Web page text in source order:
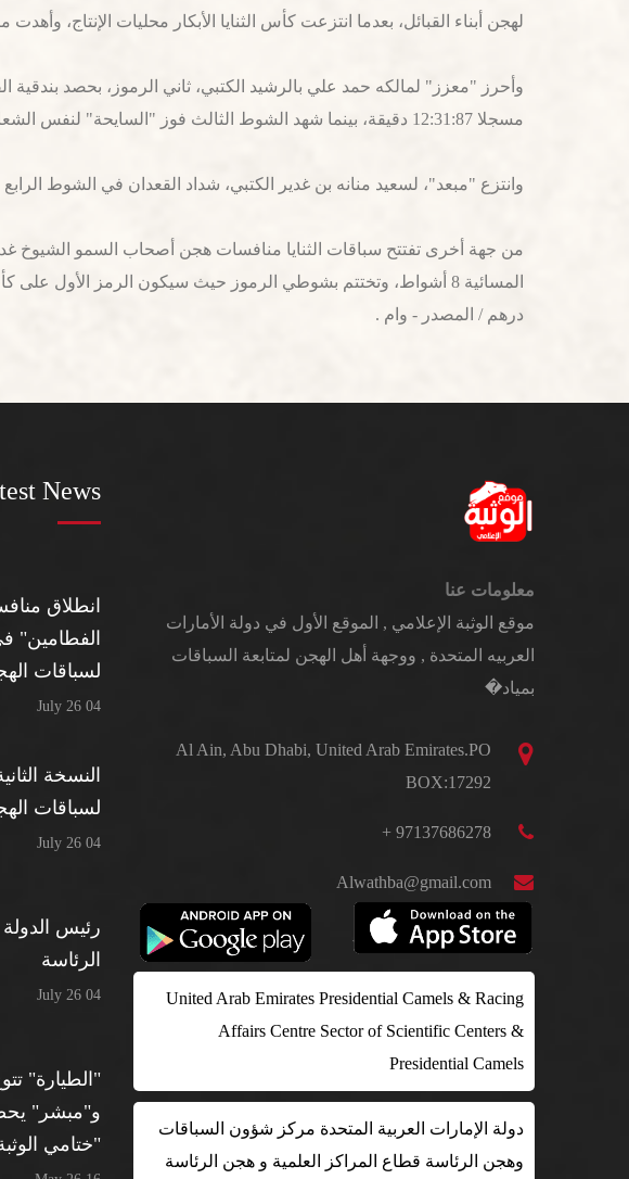
لهجن أبناء القبائل، بعدما انتزعت كأس الثنايا الأبكار محليات الإنتاج، وأهدت مالكها
مسجلا 12:31:87 دقيقة، بينما شهد الشوط الثالث فوز "السايحة" لنفس الشعار بكأس الثنايا لفئة المهجنات، وجائزة مالية قدرها مليون درهم، مسجلة 12:25:49 دقيقة.
وانتزع "مبعد"، لسعيد منانه بن غدير الكتبي، شداد القعدان في الشوط الرابع للثنايا مهجنات الإنتاج، وجائزة
درهم / المصدر - وام .
معلومات عنا
موقع الوثبة الإعلامي , الموقع الأول في دولة الأمارات
العربيه المتحدة , ووجهة أهل الهجن لمتابعة السباقات
بمياد�
Al Ain, Abu Dhabi, United Arab Emirates.PO
BOX:17292
97137686278 +
Alwathba@gmail.com
United Arab Emirates Presidential Camels & Racing
Affairs Centre Sector of Scientific Centers &
Presidential Camels
دولة الإمارات العربية المتحدة مركز شؤون السباقات
وهجن الرئاسة قطاع المراكز العلمية و هجن الرئاسة
News
انطلاق
الفطامين"
لسباقات
04 July 26
النسخة
لسباقات
04 July 26
رئيس
الرئاسة
04 July 26
"الطيارة"
و"مبشر"
"ختامي الوثبة"